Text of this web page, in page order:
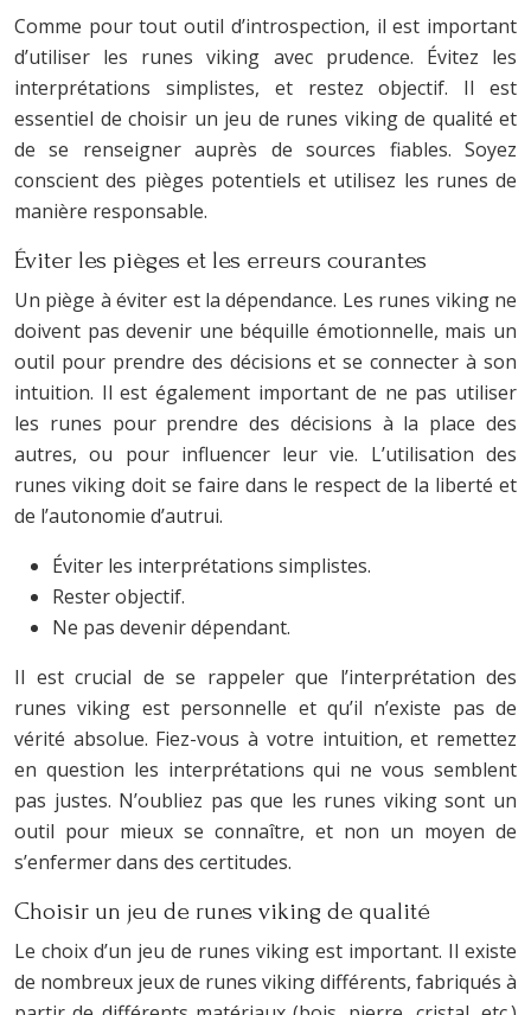
Comme pour tout outil d’introspection, il est important
d’utiliser les runes viking avec prudence. Évitez les
interprétations simplistes, et restez objectif. Il est
essentiel de choisir un jeu de runes viking de qualité et
de se renseigner auprès de sources fiables. Soyez
conscient des pièges potentiels et utilisez les runes de
manière responsable.
Éviter les pièges et les erreurs courantes
Un piège à éviter est la dépendance. Les runes viking ne
doivent pas devenir une béquille émotionnelle, mais un
outil pour prendre des décisions et se connecter à son
intuition. Il est également important de ne pas utiliser
les runes pour prendre des décisions à la place des
autres, ou pour influencer leur vie. L’utilisation des
runes viking doit se faire dans le respect de la liberté et
de l’autonomie d’autrui.
Éviter les interprétations simplistes.
Rester objectif.
Ne pas devenir dépendant.
Il est crucial de se rappeler que l’interprétation des
runes viking est personnelle et qu’il n’existe pas de
vérité absolue. Fiez-vous à votre intuition, et remettez
en question les interprétations qui ne vous semblent
pas justes. N’oubliez pas que les runes viking sont un
outil pour mieux se connaître, et non un moyen de
s’enfermer dans des certitudes.
Choisir un jeu de runes viking de qualité
Le choix d’un jeu de runes viking est important. Il existe
de nombreux jeux de runes viking différents, fabriqués à